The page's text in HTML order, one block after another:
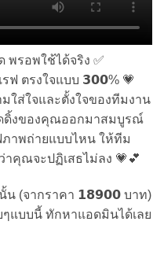
รอพใช้ได้จริง ✅
ฟ ตรงใจแบบ 𝟯𝟬𝟬% 💗
ใส่ใจและตั้งใจของทีมงาน
ดิ้งของคุณออกมาสมบูรณ์
ภาพถ่ายแบบไหน ให้ทีม
คุณจะปฏิเสธไม่ลง 💗💕
น (จากราคา 𝟭𝟴𝟵𝟬𝟬 บาท)
แบบนี้ ทักหาแอดมินได้เลย